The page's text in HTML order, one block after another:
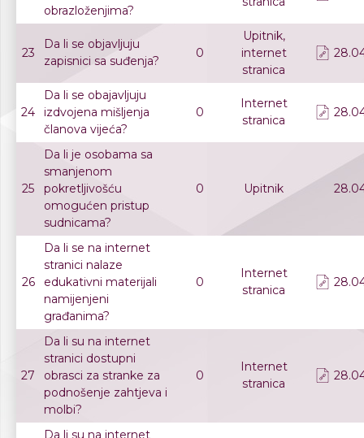
obrazloženjima?
23
Da li se objavljuju
zapisnici sa suđenja?
0
Upitnik,
internet
stranica
24
Da li se obajavljuju
izdvojena mišljenja
članova vijeća?
0
Internet
stranica
25
Da li je osobama sa
smanjenom
pokretljivošću
omogućen pristup
sudnicama?
0 Upitnik
26
Da li se na internet
stranici nalaze
edukativni materijali
namijenjeni
građanima?
0
Internet
stranica
27
Da li su na internet
stranici dostupni
obrasci za stranke za
podnošenje zahtjeva i
molbi?
0
Internet
stranica
Da li su na internet